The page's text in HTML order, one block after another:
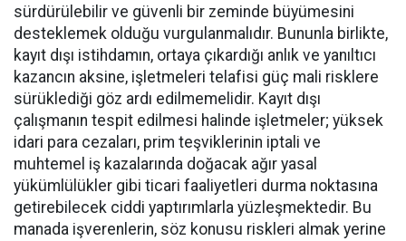
sürdürülebilir ve güvenli bir zeminde büyümesini
desteklemek olduğu vurgulanmalıdır. Bununla birlikte,
kayıt dışı istihdamın, ortaya çıkardığı anlık ve yanıltıcı
kazancın aksine, işletmeleri telafisi güç mali risklere
sürüklediği göz ardı edilmemelidir. Kayıt dışı
çalışmanın tespit edilmesi halinde işletmeler; yüksek
idari para cezaları, prim teşviklerinin iptali ve
muhtemel iş kazalarında doğacak ağır yasal
yükümlülükler gibi ticari faaliyetleri durma noktasına
getirebilecek ciddi yaptırımlarla yüzleşmektedir. Bu
manada işverenlerin, söz konusu riskleri almak yerine